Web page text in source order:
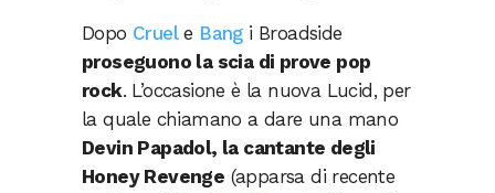
Dopo Cruele Bangi Broadside
proseguono la scia di prove pop
rock. L’occasione è la nuova Lucid, per
la quale chiamano a dare una mano
Devin Papadol, la cantante degli
Honey Revenge (apparsa di recente